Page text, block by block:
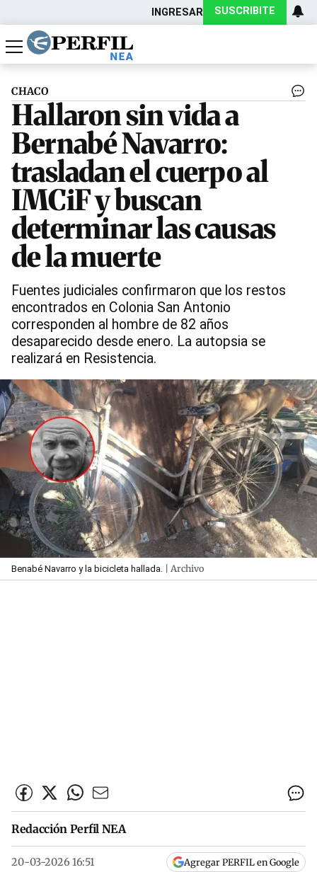
INGRESAR SUSCRIBITE
Política
Economía
Actualidad
CHACO
Hallaron sin vida a
Bernabé Navarro:
trasladan el cuerpo al
IMCiF y buscan
determinar las causas
de la muerte
Fuentes judiciales confirmaron que los restos
encontrados en Colonia San Antonio
corresponden al hombre de 82 años
desaparecido desde enero. La autopsia se
realizará en Resistencia.
Benabé Navarro y la bicicleta hallada. | Archivo
Redacción Perfil NEA
20-03-2026 16:51 Agregar PERFIL en Google